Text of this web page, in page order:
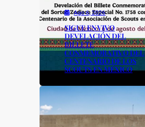
Ago 6, 2026
SIGUE EN VIVO
DEVELACIÓN DEL
BILLETE
CONMEMORATIVO DEL
CENTENARIO DE LOS
SCOUTS EN MÉXICO